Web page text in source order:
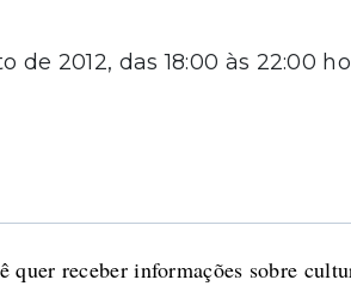
de 2012, das 18:00 às 22:00
quer receber informações sobre